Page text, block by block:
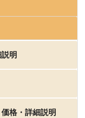
明
格・詳細説明